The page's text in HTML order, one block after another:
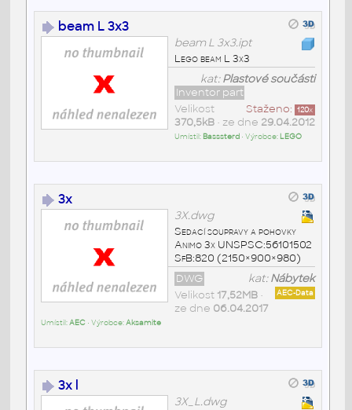
beam L 3x3
beam L 3x3.ipt
Lego beam L 3x3
kat:Plastové součásti
Inventor part
Staženo: 120x
Velikost
370,5kB• ze dne 29.04.2012
Umístil: Basssterd • Výrobce: LEGO
3x
3X.dwg
Sedací soupravy a pohovky
Animo 3x UNSPSC:56101502
SfB:820 (2150×900×980)
kat:Nábytek
DWG
AEC-Data
Velikost 17,52MB•
ze dne 06.04.2017
Umístil:AEC• Výrobce:Aksamite
3x l
3X_L.dwg